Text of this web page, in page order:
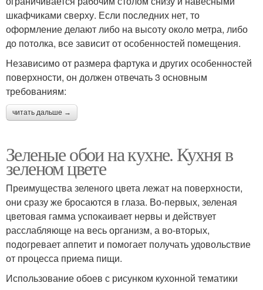
шкафчиками сверху. Если последних нет, то
оформление делают либо на высоту около метра, либо
до потолка, все зависит от особенностей помещения.
Независимо от размера фартука и других особенностей
поверхности, он должен отвечать 3 основным
требованиям:
читать дальше →
Зеленые обои на кухне. Кухня в
зеленом цвете
Преимущества зеленого цвета лежат на поверхности,
они сразу же бросаются в глаза. Во-первых, зеленая
цветовая гамма успокаивает нервы и действует
расслабляюще на весь организм, а во-вторых,
подогревает аппетит и помогает получать удовольствие
от процесса приема пищи.
Использование обоев с рисунком кухонной тематики